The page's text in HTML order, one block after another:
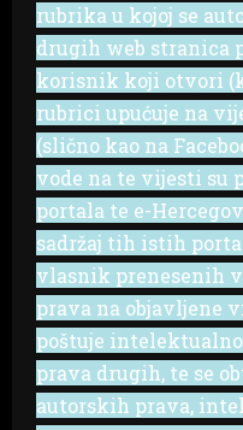
rubrika u kojoj se
drugih web stranica
korisnik koji otvori
rubrici upućuje na
(slično kao na
vode na te vijesti su
portala te e-
sadržaj tih istih
vlasnik prenesenih
prava na objavljene
poštuje
prava drugih, te se
autorskih prava,